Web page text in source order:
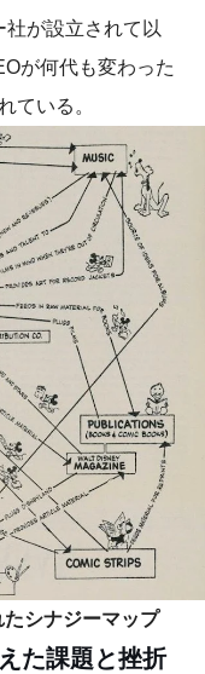
が設立されて以
が何代も変わった
ている。
シナジーマップ
た課題と挫折